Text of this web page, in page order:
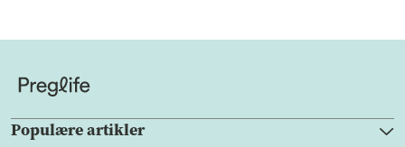
Populære artikler